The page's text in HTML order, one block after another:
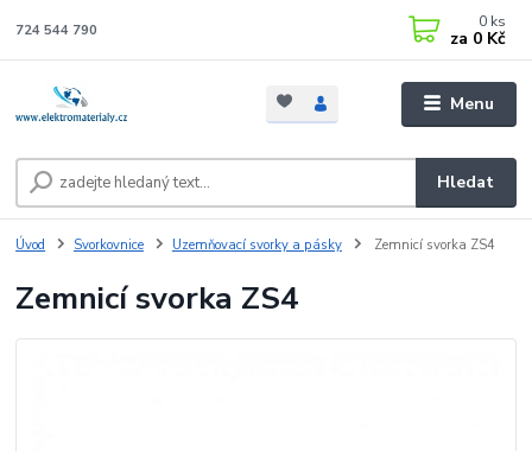
Menu
Hledat
724 544 790 0 ks
za 0 Kč
Úvod Svorkovnice Uzemňovací svorky a pásky Zemnicí svorka ZS4
Zemnicí svorka ZS4